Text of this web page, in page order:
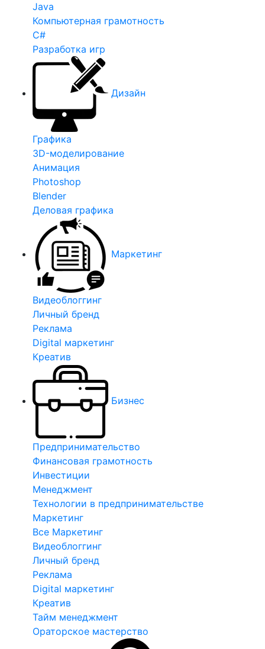
Java
Компьютерная грамотность
C#
Разработка игр
Дизайн
Графика
3D-моделирование
Анимация
Photoshop
Blender
Деловая графика
Маркетинг
Видеоблоггинг
Личный бренд
Реклама
Digital маркетинг
Креатив
Бизнес
Предпринимательство
Финансовая грамотность
Инвестиции
Менеджмент
Технологии в предпринимательстве
Маркетинг
Все Маркетинг
Видеоблоггинг
Личный бренд
Реклама
Digital маркетинг
Креатив
Тайм менеджмент
Ораторское мастерство